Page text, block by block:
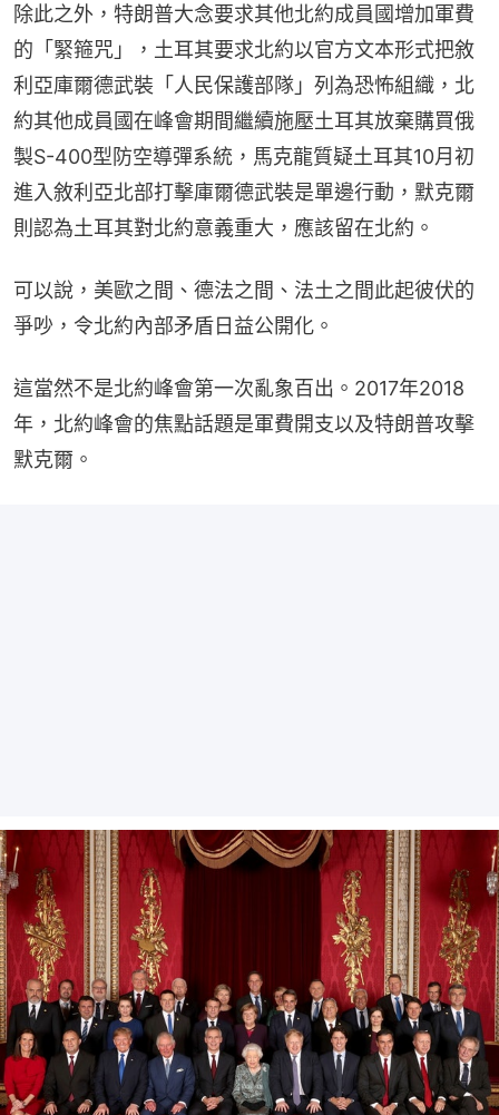
除此之外，特朗普大念要求其他北約成員國增加軍費
的「緊箍咒」，土耳其要求北約以官方文本形式把敘
利亞庫爾德武裝「人民保護部隊」列為恐怖組織，北
約其他成員國在峰會期間繼續施壓土耳其放棄購買俄
製S-400型防空導彈系統，馬克龍質疑土耳其10月初
進入敘利亞北部打擊庫爾德武裝是單邊行動，默克爾
則認為土耳其對北約意義重大，應該留在北約。
可以說，美歐之間、德法之間、法土之間此起彼伏的
爭吵，令北約內部矛盾日益公開化。
這當然不是北約峰會第一次亂象百出。2017年2018
年，北約峰會的焦點話題是軍費開支以及特朗普攻擊
默克爾。